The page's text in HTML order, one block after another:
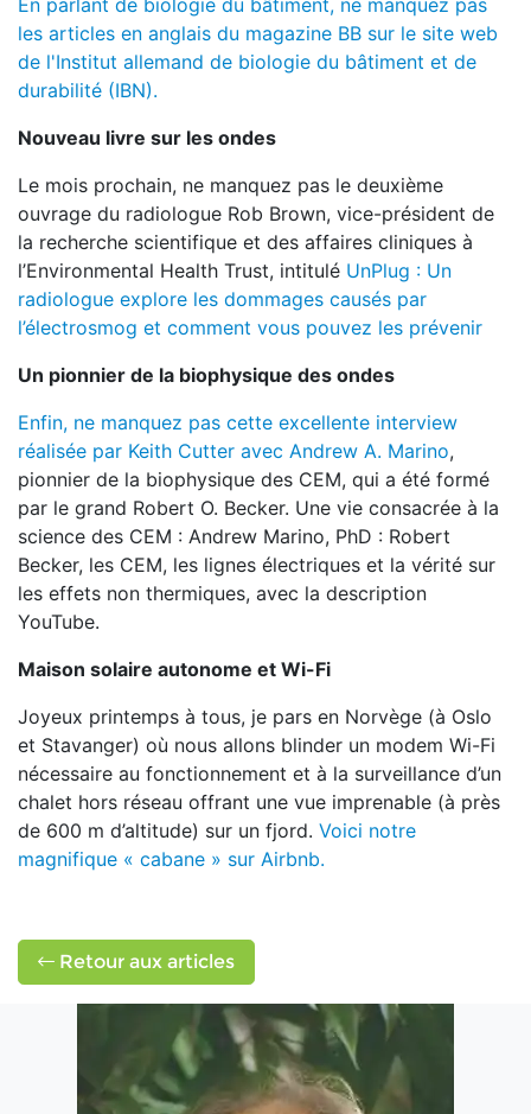
En parlant de biologie du bâtiment, ne manquez pas
les articles en anglais du magazine BB sur le site web
de l'Institut allemand de biologie du bâtiment et de
durabilité (IBN).
Nouveau livre sur les ondes
Le mois prochain, ne manquez pas le deuxième
ouvrage du radiologue Rob Brown, vice-président de
la recherche scientifique et des affaires cliniques à
l’Environmental Health Trust, intitulé UnPlug : Un
radiologue explore les dommages causés par
l’électrosmog et comment vous pouvez les prévenir
Un pionnier de la biophysique des ondes
Enfin, ne manquez pas cette excellente interview
réalisée par Keith Cutter avec Andrew A. Marino,
pionnier de la biophysique des CEM, qui a été formé
par le grand Robert O. Becker. Une vie consacrée à la
science des CEM : Andrew Marino, PhD : Robert
Becker, les CEM, les lignes électriques et la vérité sur
les effets non thermiques, avec la description
YouTube.
Maison solaire autonome et Wi-Fi
Joyeux printemps à tous, je pars en Norvège (à Oslo
et Stavanger) où nous allons blinder un modem Wi-Fi
nécessaire au fonctionnement et à la surveillance d’un
chalet hors réseau offrant une vue imprenable (à près
de 600 m d’altitude) sur un fjord. Voici notre
magnifique « cabane » sur Airbnb.
Retour aux articles